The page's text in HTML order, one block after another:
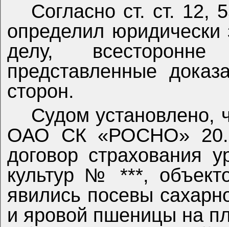
Согласно ст. ст.
определил юридически
делу,
представленные
сторон.
Судом
ОАО СК «РОСНО»
договор страхования
культур № ***,
явились посевы
и яровой пшеницы на